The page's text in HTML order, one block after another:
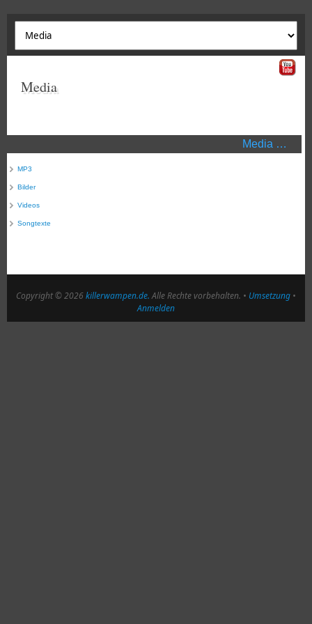
Media
Media …
MP3
Bilder
Videos
Songtexte
Copyright © 2026killerwampen.de.Alle Rechte vorbehalten. • Umsetzung •
Anmelden